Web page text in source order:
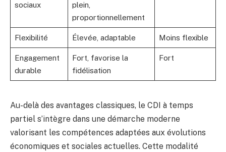
sociaux
plein,
proportionnellement
Flexibilité Élevée, adaptable Moins flexible
Engagement
durable
Fort, favorise la
fidélisation
Fort
Au-delà des avantages classiques, le CDI à temps
partiel s’intègre dans une démarche moderne
valorisant les compétences adaptées aux évolutions
économiques et sociales actuelles. Cette modalité